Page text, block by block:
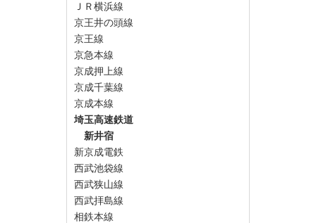
ＪＲ横浜線
京王井の頭線
京王線
京急本線
京成押上線
京成千葉線
京成本線
埼玉高速鉄道
新井宿
新京成電鉄
西武池袋線
西武狭山線
西武拝島線
相鉄本線